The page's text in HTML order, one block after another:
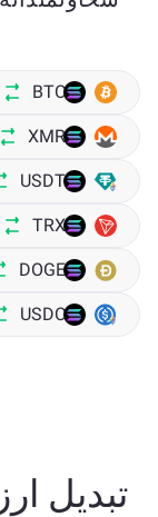
BTC
XMR
USDT
TRX
DOGE
USDC
تبدیل